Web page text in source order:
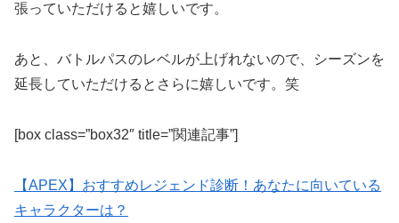
張っていただけると嬉しいです。
あと、バトルパスのレベルが上げれないので、シーズンを
延長していただけるとさらに嬉しいです。笑
[box class=”box32″ title=”関連記事”]
【APEX】おすすめレジェンド診断！あなたに向いている
キャラクターは？